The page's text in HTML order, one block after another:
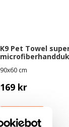
K9 Pet Towel
microfiberhandduk
90x60 cm
169 kr